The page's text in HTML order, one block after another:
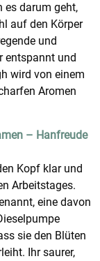
es darum geht,
auf den Körper
und
entspannt und
wird von einem
Aromen
– Hanfreude
Kopf klar und
Arbeitstages.
eine davon
sie den Blüten
Ihr saurer,